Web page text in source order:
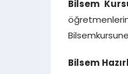
Bilsem
Bilsem